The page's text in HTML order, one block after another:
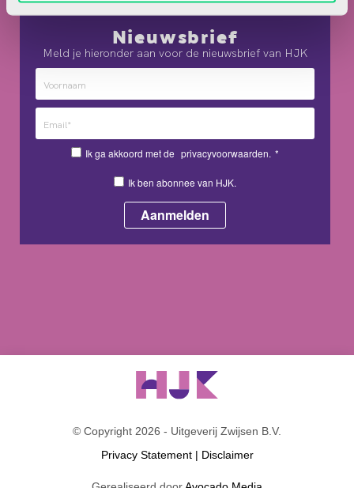
Nieuwsbrief
Meld je hieronder aan voor de nieuwsbrief van HJK
Ik ga akkoord met de privacyvoorwaarden. *
Ik ben abonnee van HJK.
© Copyright 2026 - Uitgeverij Zwijsen B.V.
Privacy Statement| Disclaimer